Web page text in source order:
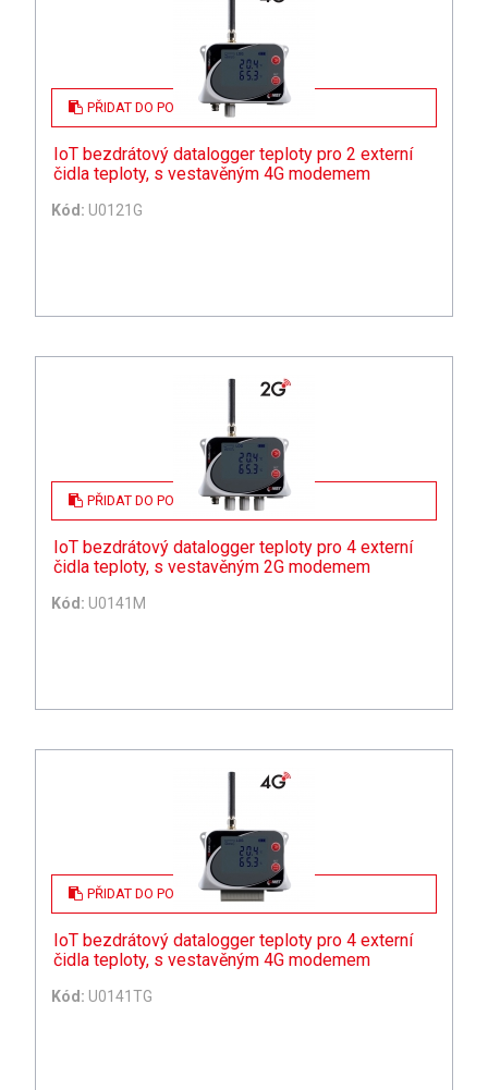
PŘIDAT DO POPTÁVKY
IoT bezdrátový datalogger teploty pro 2 externí
čidla teploty, s vestavěným 4G modemem
Kód: U0121G
PŘIDAT DO POPTÁVKY
IoT bezdrátový datalogger teploty pro 4 externí
čidla teploty, s vestavěným 2G modemem
Kód: U0141M
PŘIDAT DO POPTÁVKY
IoT bezdrátový datalogger teploty pro 4 externí
čidla teploty, s vestavěným 4G modemem
Kód: U0141TG